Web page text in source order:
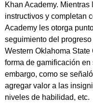
Khan Academy.
instructivos y completan
Academy les otorga
seguimiento del
Western Oklahoma
forma de gamificación
embargo, como se
agregar valor a las
niveles de habilidad, etc.